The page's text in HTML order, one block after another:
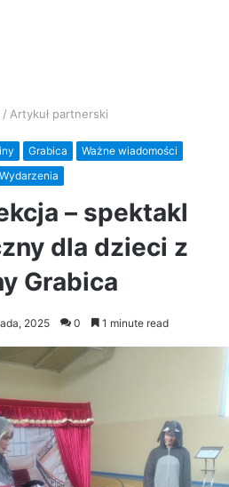
/ Artykuł partnerski
Grabica
Ważne wiadomości
Wydarzenia
– spektakl
dla dzieci z
Grabica
2025 0 1 minute read